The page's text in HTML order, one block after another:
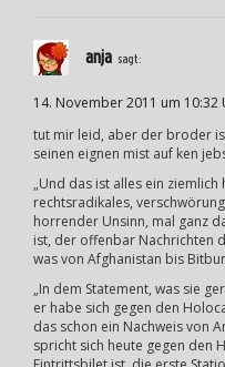
anja sagt:
14. November 2011 um 10:32
tut mir leid, aber der broder
seinen eignen mist auf ken
„Und das ist alles ein
rechtsradikales,
horrender Unsinn, mal ganz
ist, der offenbar Nachrichten
was von Afghanistan bis
„In dem Statement, was sie
er habe sich gegen den
das schon ein Nachweis von
spricht sich heute gegen den